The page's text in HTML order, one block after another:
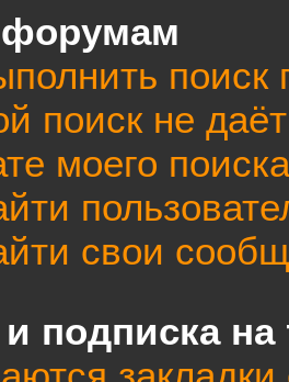
поиск не даёт
моего
свои
подписка